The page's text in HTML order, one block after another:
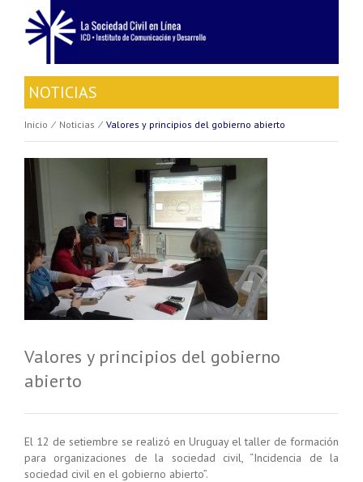
NOTICIAS
Inicio ⁄ Noticias ⁄ Valores y principios del gobierno abierto
Valores y principios del gobierno
abierto
El 12 de setiembre se realizó en Uruguay el taller de formación
para organizaciones de la sociedad civil, “Incidencia de la
sociedad civil en el gobierno abierto”.